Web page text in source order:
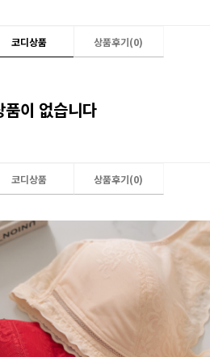
코디상품 상품후기(0)
품이 없습니다
코디상품 상품후기(0)